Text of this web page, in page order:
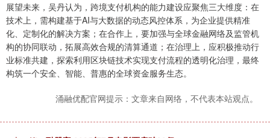
展望未来，吴丹认为，跨境支付机构的能力建设应聚焦三大维度：在
技术上，需构建基于AI与大数据的动态风控体系，为企业提供精准
化、定制化的解决方案；在合作上，要加强与全球金融网络及监管机
构的协同联动，拓展高效合规的清算通道；在治理上，应积极推动行
业标准共建，探索利用区块链技术实现支付流程的透明化治理，最终
构筑一个安全、智能、普惠的全球资金服务生态。
涌融优配官网提示：文章来自网络，不代表本站观点。